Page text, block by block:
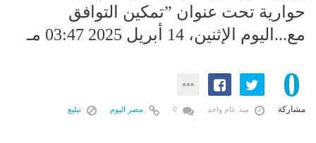
حوارية تحت عنوان ”تمكين التوافق
مع...اليوم الإثنين، 14 أبريل 2025 03:47 مـ
0
مشاركة منذ عام واحد مصر اليوم تبليغ